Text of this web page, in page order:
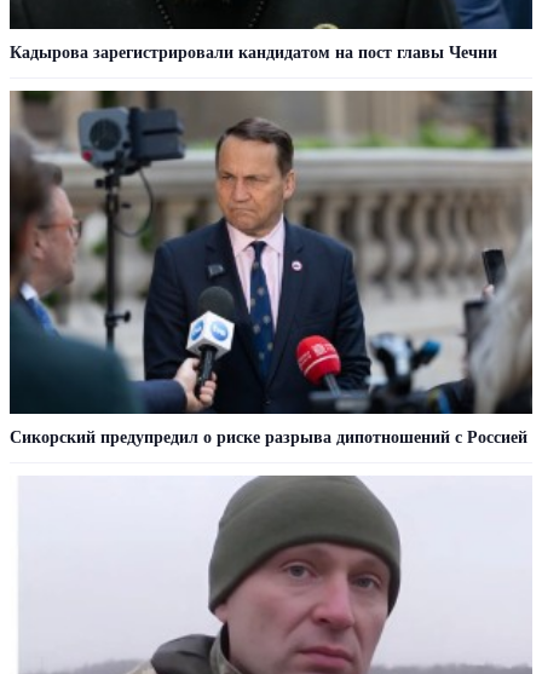
Кадырова зарегистрировали кандидатом на пост главы Чечни
Сикорский предупредил о риске разрыва дипотношений с Россией